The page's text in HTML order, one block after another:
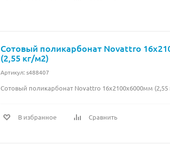
Сотовый поликарбонат Novattro
(2,55 кг/м2)
Артикул: s488407
Сотовый поликарбонат Novattro 16х2100х6000мм (2,55
В избранное Сравнить